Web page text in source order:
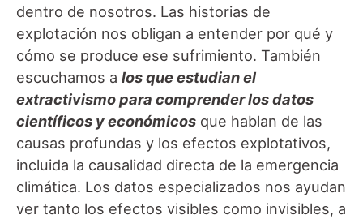
dentro de nosotros. Las historias de
explotación nos obligan a entender por qué y
cómo se produce ese sufrimiento. También
escuchamos a los que estudian el
extractivismo para comprender los datos
científicos y económicos que hablan de las
causas profundas y los efectos explotativos,
incluida la causalidad directa de la emergencia
climática. Los datos especializados nos ayudan
ver tanto los efectos visibles como invisibles, a